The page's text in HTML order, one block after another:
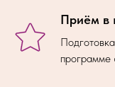
Приём в
программе